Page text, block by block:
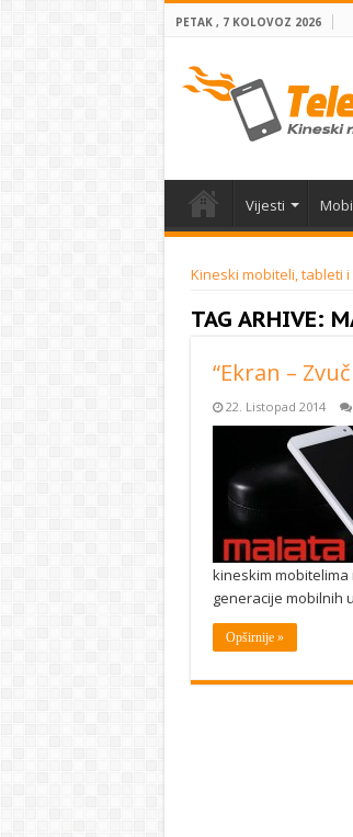
PETAK , 7 KOLOVOZ 2026
Vijesti
Kineski mobiteli, tableti i
TAG ARHIVE:
“Ekran –
22. Listopad 2014
kineskim
generacije mobilnih
Opširnije »